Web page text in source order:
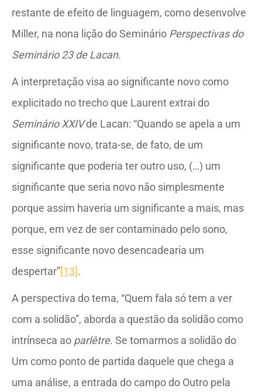
restante de efeito de linguagem, como desenvolve
Miller, na nona lição do Seminário Perspectivas do
Seminário 23 de Lacan.
A interpretação visa ao significante novo como
explicitado no trecho que Laurent extrai do
Seminário XXIVde Lacan: “Quando se apela a um
significante novo, trata-se, de fato, de um
significante que poderia ter outro uso, (…) um
significante que seria novo não simplesmente
porque assim haveria um significante a mais, mas
porque, em vez de ser contaminado pelo sono,
esse significante novo desencadearia um
despertar”[13].
A perspectiva do tema, “Quem fala só tem a ver
com a solidão”, aborda a questão da solidão como
intrínseca ao parlêtre. Se tomarmos a solidão do
Um como ponto de partida daquele que chega a
uma análise, a entrada do campo do Outro pela